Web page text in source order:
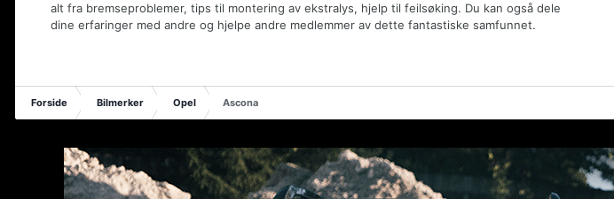
alt fra bremseproblemer, tips til montering av ekstralys, hjelp til feilsøking. Du kan også dele
dine erfaringer med andre og hjelpe andre medlemmer av dette fantastiske samfunnet.
Forside Bilmerker Opel Ascona